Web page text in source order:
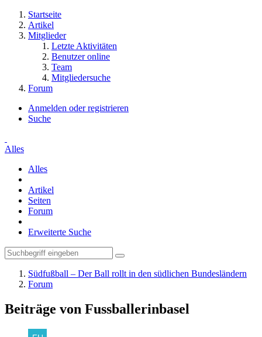
Startseite
Artikel
Mitglieder
Letzte Aktivitäten
Benutzer online
Team
Mitgliedersuche
Forum
Anmelden oder registrieren
Suche
Alles
Alles
Artikel
Seiten
Forum
Erweiterte Suche
Südfußball – Der Ball rollt in den südlichen Bundesländern
Forum
Beiträge von Fussballerinbasel